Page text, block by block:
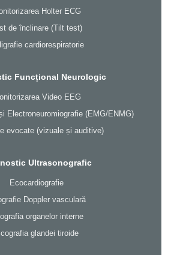
Holter ECG
de înclinare (Tilt test)
cardiorespiratorie
Funcțional Neurologic
Video EEG
Electroneuromiografie (EMG/ENMG)
evocate (vizuale și auditive)
Ultrasonografic
Ecocardiografie
Doppler vasculară
organelor interne
glandei tiroide